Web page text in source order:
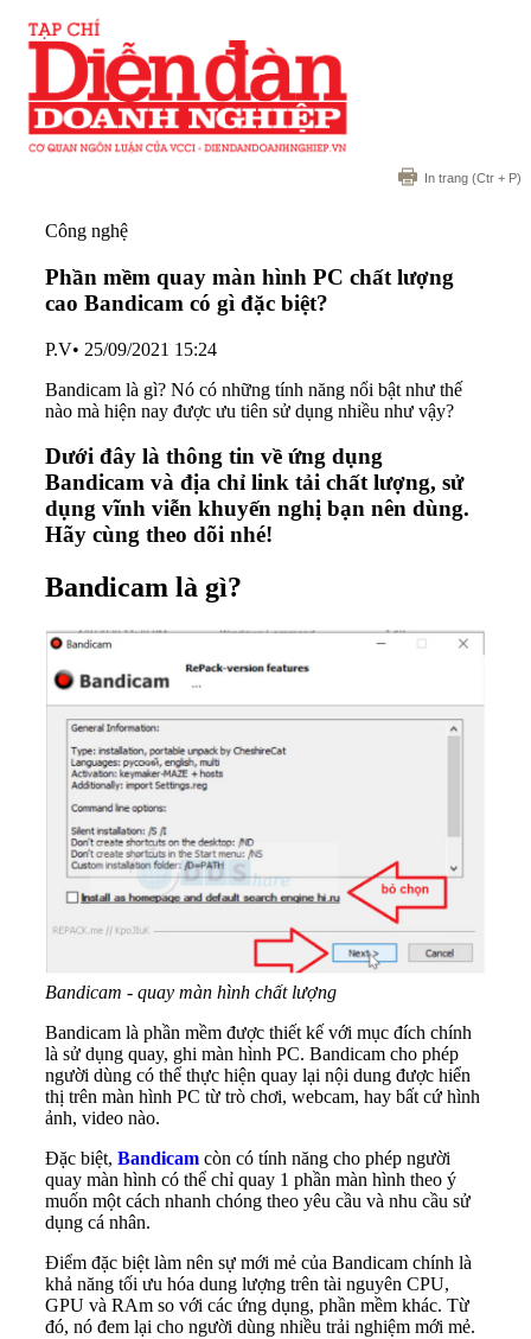
In trang (Ctr + P)
Công nghệ
Phần mềm quay màn hình PC chất lượng
cao Bandicam có gì đặc biệt?
P.V• 25/09/2021 15:24
Bandicam là gì? Nó có những tính năng nổi bật như thế
nào mà hiện nay được ưu tiên sử dụng nhiều như vậy?
Dưới đây là thông tin về ứng dụng
Bandicam và địa chỉ link tải chất lượng, sử
dụng vĩnh viễn khuyến nghị bạn nên dùng.
Hãy cùng theo dõi nhé!
Bandicam là gì?
Bandicam - quay màn hình chất lượng
Bandicam là phần mềm được thiết kế với mục đích chính
là sử dụng quay, ghi màn hình PC. Bandicam cho phép
người dùng có thể thực hiện quay lại nội dung được hiển
thị trên màn hình PC từ trò chơi, webcam, hay bất cứ hình
ảnh, video nào.
Đặc biệt, Bandicam còn có tính năng cho phép người
quay màn hình có thể chỉ quay 1 phần màn hình theo ý
muốn một cách nhanh chóng theo yêu cầu và nhu cầu sử
dụng cá nhân.
Điểm đặc biệt làm nên sự mới mẻ của Bandicam chính là
khả năng tối ưu hóa dung lượng trên tài nguyên CPU,
GPU và RAm so với các ứng dụng, phần mềm khác. Từ
đó, nó đem lại cho người dùng nhiều trải nghiệm mới mẻ.